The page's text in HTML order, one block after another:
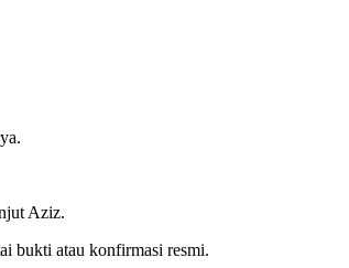
Aziz.
bukti atau konfirmasi resmi.